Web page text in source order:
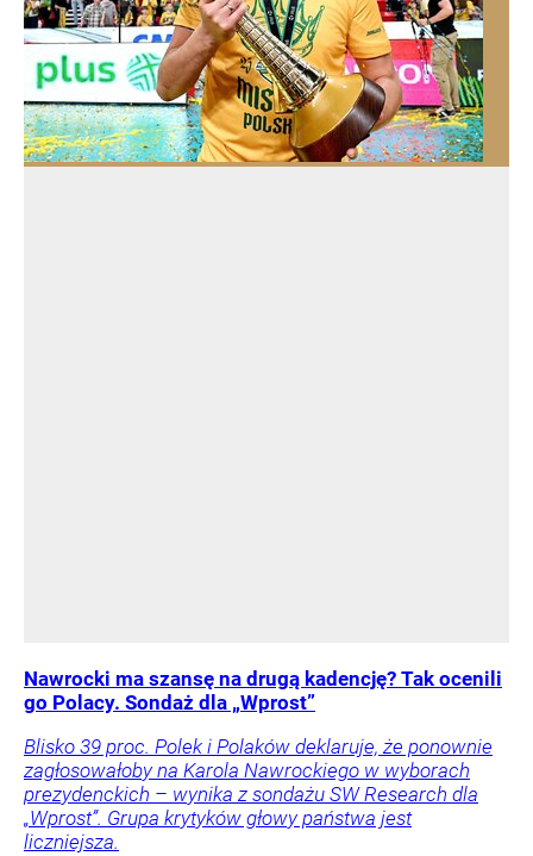
Nawrocki ma szansę na drugą kadencję? Tak ocenili
go Polacy. Sondaż dla „Wprost”
Blisko 39 proc. Polek i Polaków deklaruje, że ponownie
zagłosowałoby na Karola Nawrockiego w wyborach
prezydenckich – wynika z sondażu SW Research dla
„Wprost”. Grupa krytyków głowy państwa jest
liczniejsza.